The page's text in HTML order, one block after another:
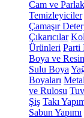
Cam ve
Temizleyiciler
Çamaşır
Çıkarıcılar
Ürünleri Parti
Boya ve
Sulu Boya
Boyaları
ve Rulosu
Şiş Takı
Sabun Yapımı